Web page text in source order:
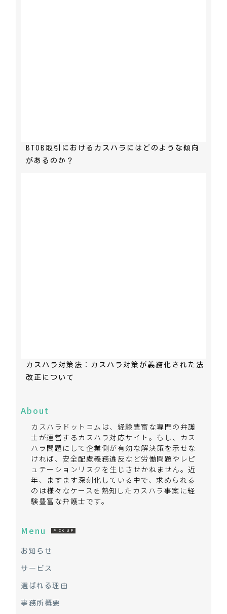
BTOB取引におけるカスハラにはどのような傾向
があるのか？
カスハラ対策法：カスハラ対策が義務化された法
改正について
About
カスハラドットコムは、経験豊富な専門の弁護
士が運営するカスハラ対応サイト。もし、カス
ハラ問題にして企業側が有効な解決策を示せな
ければ、安全配慮義務違反など労働問題やレピ
ュテーションリスクを生じさせかねません。近
年、ますます深刻化している中で、求められる
のは様々なケースを熟知したカスハラ事案に経
験豊富な弁護士です。
Menu PICK UP
お知らせ
サービス
選ばれる理由
事務所概要